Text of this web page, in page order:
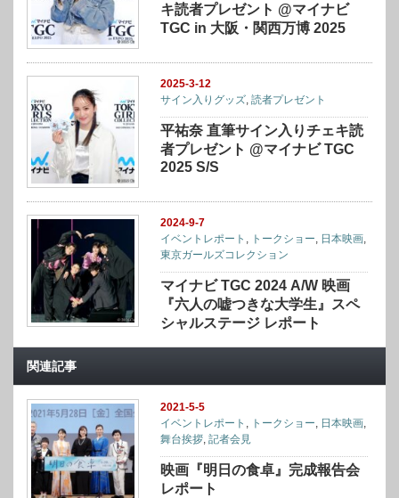
キ読者プレゼント @マイナビ
TGC in 大阪・関⻄万博 2025
2025-3-12
サイン入りグッズ ,読者プレゼント
平祐奈 直筆サイン入りチェキ読
者プレゼント @マイナビ TGC
2025 S/S
2024-9-7
イベントレポート , トークショー, 日本映画,
東京ガールズコレクション
マイナビ TGC 2024 A/W 映画
『六人の嘘つきな大学生』スペ
シャルステージ レポート
関連記事
2021-5-5
イベントレポート , トークショー, 日本映画,
舞台挨拶,記者会見
映画『明日の食卓』完成報告会
レポート